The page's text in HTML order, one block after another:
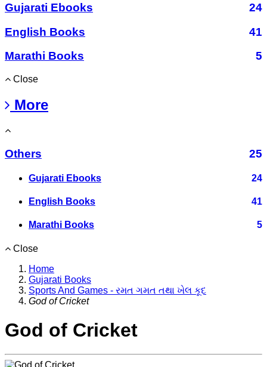
Gujarati Ebooks
24
English Books
41
Marathi Books
5
Close
More
Others 25
Gujarati Ebooks 24
English Books 41
Marathi Books 5
Close
Home
Gujarati Books
Sports And Games - રમત ગમત તથા ખેલ કૂદ
God of Cricket
God of Cricket